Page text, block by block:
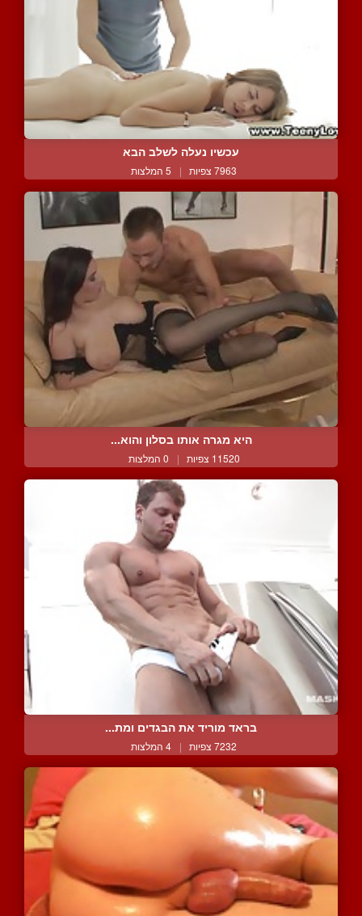
עכשיו נעלה לשלב הבא
7963 צפיות | 5 המלצות
היא מגרה אותו בסלון והוא...
11520 צפיות | 0 המלצות
בראד מוריד את הבגדים ומת...
7232 צפיות | 4 המלצות